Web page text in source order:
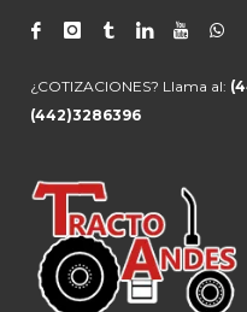
¿COTIZACIONES? Llama al:
(442)3286396